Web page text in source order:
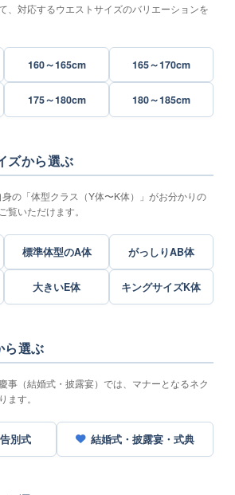
、対応するウエストサイズのバリエーションを
160～165cm 165～170cm
175～180cm 180～185cm
ズから選ぶ
の「体型クラス（Y体〜K体）」がお分かりの
覧いただけます。
標準体型のA体 がっしりAB体
大きいE体 キングサイズK体
ら選ぶ
事（結婚式・披露宴）では、マナーとなるネク
ます。
別式 結婚式・披露宴・式典